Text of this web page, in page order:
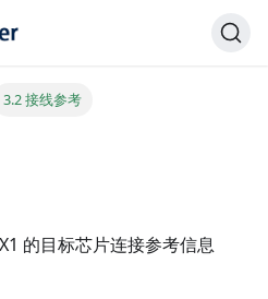
3.2 接线参考
的目标芯片连接参考信息